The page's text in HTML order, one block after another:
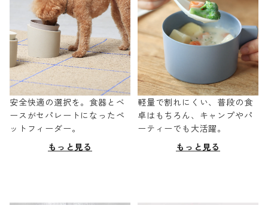
安全快適の選択を。食器とベ
ースがセパレートになったペ
ットフィーダー。
もっと見る
軽量で割れにくい、普段の食
卓はもちろん、キャンプやパ
ーティーでも大活躍。
もっと見る